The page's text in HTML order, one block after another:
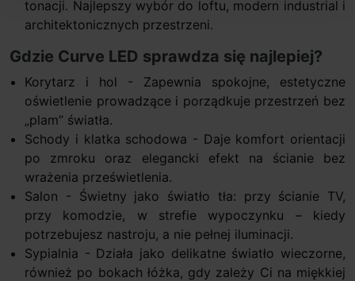
tonacji. Najlepszy wybór do loftu, modern industrial i
architektonicznych przestrzeni.
Gdzie Curve LED sprawdza się najlepiej?
Korytarz i hol - Zapewnia spokojne, estetyczne
oświetlenie prowadzące i porządkuje przestrzeń bez
„plam” światła.
Schody i klatka schodowa - Daje komfort orientacji
po zmroku oraz elegancki efekt na ścianie bez
wrażenia prześwietlenia.
Salon - Świetny jako światło tła: przy ścianie TV,
przy komodzie, w strefie wypoczynku – kiedy
potrzebujesz nastroju, a nie pełnej iluminacji.
Sypialnia - Działa jako delikatne światło wieczorne,
również po bokach łóżka, gdy zależy Ci na miękkiej